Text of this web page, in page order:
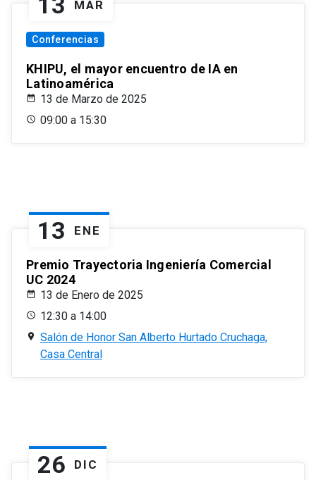
MAR
Conferencias
KHIPU, el mayor encuentro de IA en
Latinoamérica
13 de Marzo de 2025
09:00 a 15:30
13 ENE
Premio Trayectoria Ingeniería Comercial
UC 2024
13 de Enero de 2025
12:30 a 14:00
Salón de Honor San Alberto Hurtado Cruchaga,
Casa Central
26 DIC